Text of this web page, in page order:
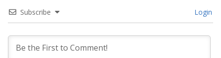
Subscribe Login